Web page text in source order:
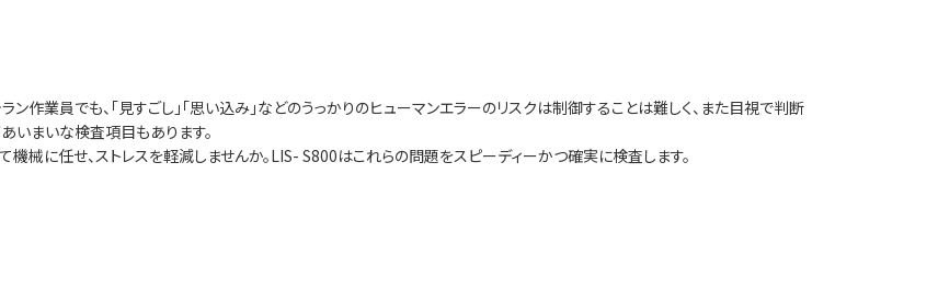
作業員でも、「見すごし」「思い込み」などのうっかりのヒューマンエラーのリスクは制御することは難しく、また目視で判断
いまいな検査項目もあります。
機械に任せ、ストレスを軽減しませんか。LIS- S800はこれらの問題をスピーディーかつ確実に検査します。